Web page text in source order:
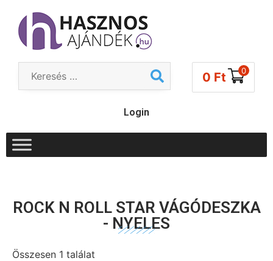
0 Ft 0
Login
ROCK N ROLL STAR VÁGÓDESZKA
- NYELES
Összesen 1 találat